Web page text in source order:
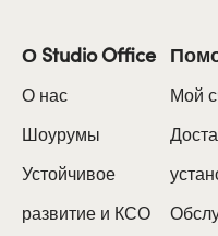
О Studio Office
О нас
Шоурумы
Устойчивое
развитие и КСО
Мой